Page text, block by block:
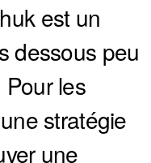
est un
dessous peu
les
stratégie
une